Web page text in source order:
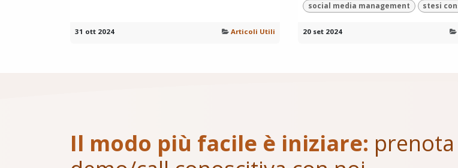
31 ott 2024 Articoli Utili
social media management
stesi
20 set 2024
Il modo più facile è iniziare: